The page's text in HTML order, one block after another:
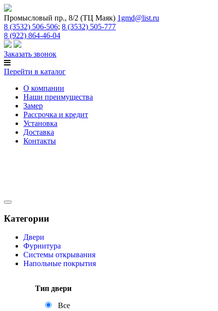
Промысловый пр., 8/2 (ТЦ Маяк) 1gmd@list.ru
8 (3532) 506-506; 8 (3532) 505-777
8 (922) 864-46-04
Заказать звонок
Перейти в каталог
О компании
Наши преимущества
Замер
Рассрочка и кредит
Установка
Доставка
Контакты
Категории
Двери
Фурнитура
Системы открывания
Напольные покрытия
Тип двери
Все